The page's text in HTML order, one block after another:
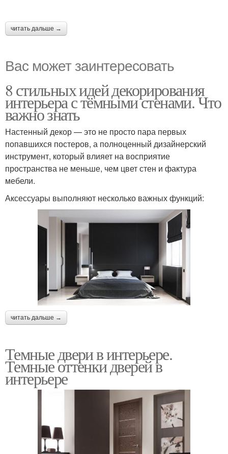
читать дальше →
Вас может заинтересовать
8 стильных идей декорирования
интерьера с тёмными стенами. Что
важно знать
Настенный декор — это не просто пара первых
попавшихся постеров, а полноценный дизайнерский
инструмент, который влияет на восприятие
пространства не меньше, чем цвет стен и фактура
мебели.
Аксессуары выполняют несколько важных функций:
читать дальше →
Темные двери в интерьере.
Темные оттенки дверей в
интерьере